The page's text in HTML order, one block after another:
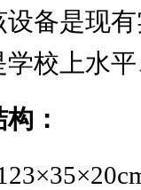
备是现
校上水
：